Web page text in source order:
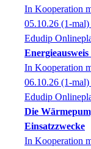
In Kooperation
05.10.26 (1-mal)
Edudip
In Kooperation
06.10.26 (1-mal)
Edudip
Die
Einsatzzwecke
In Kooperation